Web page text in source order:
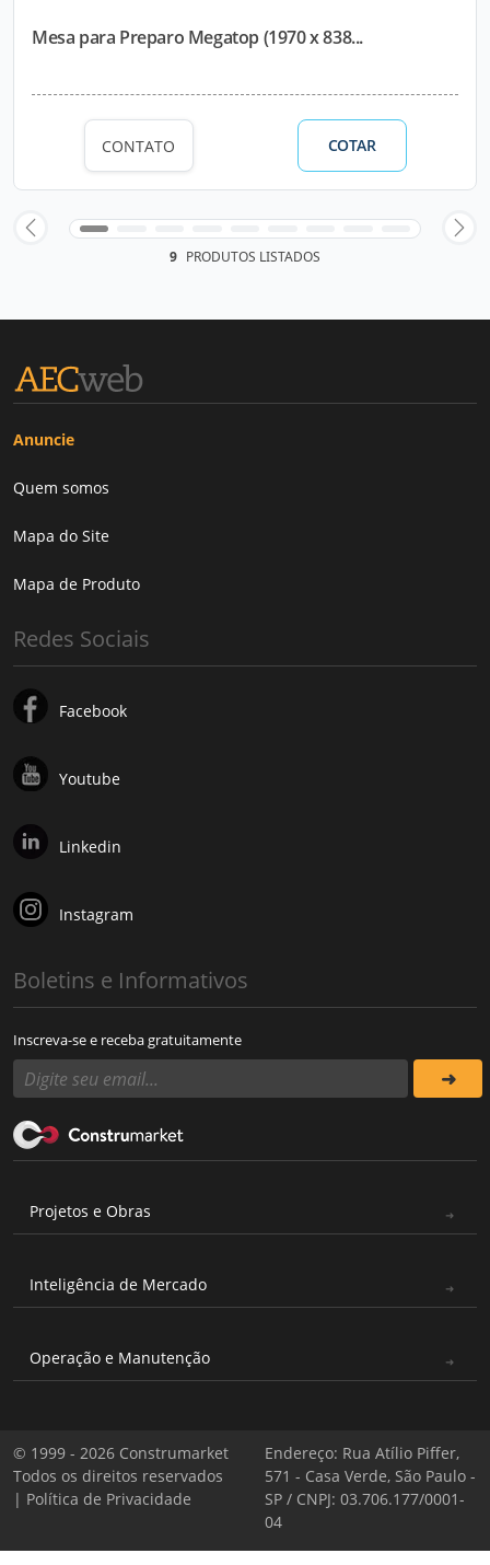
Mesa para Preparo Megatop (1970 x 838...
CONTATO COTAR
9 PRODUTOS LISTADOS
Anuncie
Quem somos
Mapa do Site
Mapa de Produto
Redes Sociais
Facebook
Youtube
Linkedin
Instagram
Boletins e Informativos
Inscreva-se e receba gratuitamente
Projetos e Obras
Inteligência de Mercado
Operação e Manutenção
© 1999 - 2026 Construmarket
Todos os direitos reservados
| Política de Privacidade
Endereço: Rua Atílio Piffer,
571 - Casa Verde, São Paulo -
SP / CNPJ: 03.706.177/0001-
04